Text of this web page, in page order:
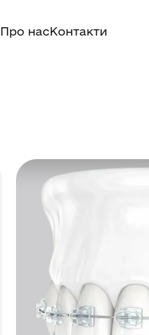
Про насКонтакти